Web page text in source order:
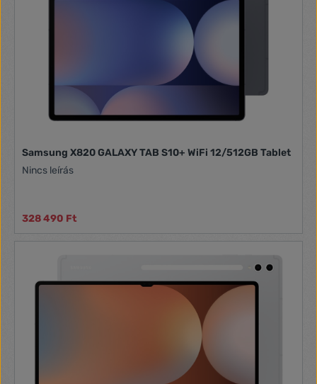
Samsung X820 GALAXY TAB S10+ WiFi 12/512GB Tablet
Nincs leírás
328 490 Ft